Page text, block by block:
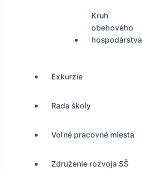
Kruh
obehového
hospodárstva
Exkurzie
Rada školy
Voľné pracovné miesta
Združenie rozvoja SŠ